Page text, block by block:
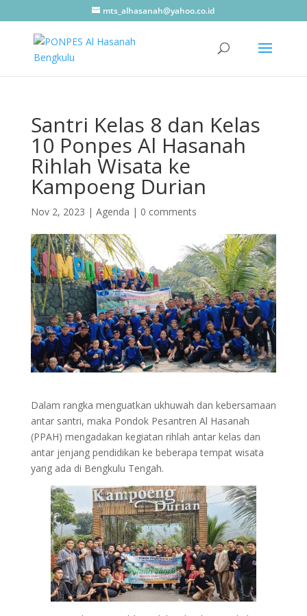
mts_alhasanah@yahoo.co.id
Santri Kelas 8 dan Kelas
10 Ponpes Al Hasanah
Rihlah Wisata ke
Kampoeng Durian
Nov 2, 2023 | Agenda | 0 comments
Dalam rangka menguatkan ukhuwah dan kebersamaan
antar santri, maka Pondok Pesantren Al Hasanah
(PPAH) mengadakan kegiatan rihlah antar kelas dan
antar jenjang pendidikan ke beberapa tempat wisata
yang ada di Bengkulu Tengah.